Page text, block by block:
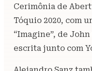
Cerimônia de
Tóquio 2020, com
“Imagine”, de
escrita junto com